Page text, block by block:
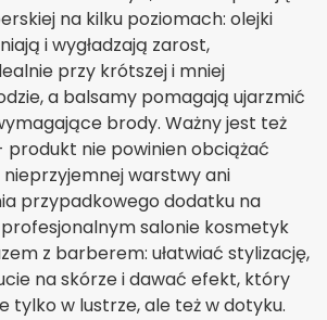
na kilku poziomach: olejki
i wygładzają zarost,
przy krótszej i mniej
a balsamy pomagają ujarzmić
brody. Ważny jest też
nie powinien obciążać
nieprzyjemnej warstwy ani
przypadkowego dodatku na
salonie kosmetyk
z barberem: ułatwiać stylizację,
na skórze i dawać efekt, który
tylko w lustrze, ale też w dotyku.